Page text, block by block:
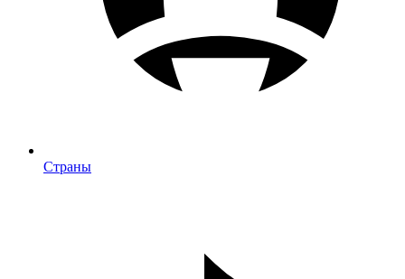
Страны